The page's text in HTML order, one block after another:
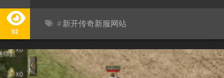
52
#新开传奇新服网站